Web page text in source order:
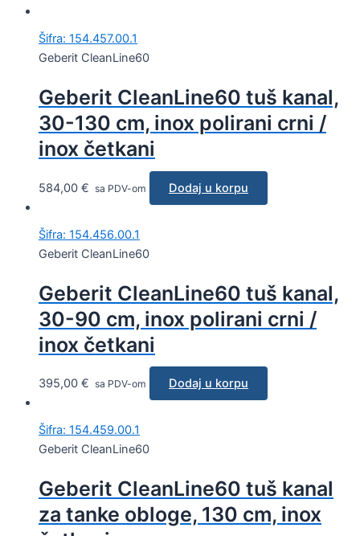
Šifra: 154.457.00.1
Geberit CleanLine60
Geberit CleanLine60 tuš kanal,
30-130 cm, inox polirani crni /
inox četkani
584,00 € sa PDV-om Dodaj u korpu
Šifra: 154.456.00.1
Geberit CleanLine60
Geberit CleanLine60 tuš kanal,
30-90 cm, inox polirani crni /
inox četkani
395,00 € sa PDV-om Dodaj u korpu
Šifra: 154.459.00.1
Geberit CleanLine60
Geberit CleanLine60 tuš kanal
za tanke obloge, 130 cm, inox